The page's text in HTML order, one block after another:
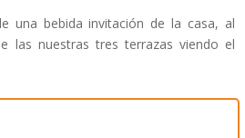
una bebida invitación de la casa, al
las nuestras tres terrazas viendo el